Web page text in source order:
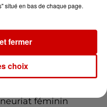
Voir plus
figure
féminin
situé en bas de chaque page.
choix
fermer